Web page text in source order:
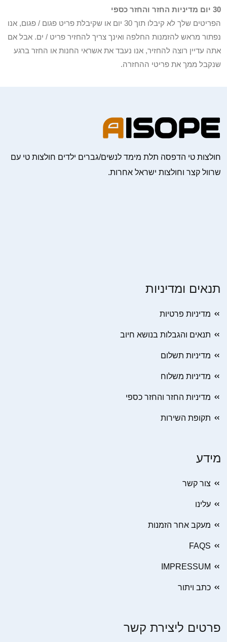
30 יום מדיניות החזר והחזר כספי
הפריטים שלך לא קיבלו תוך 30 יום או שקיבלת פריט פגום / פגום, אנו
נפתור מראש להזמנות החלפה ואינך צריך להחזיר פריט / ים. אבל אם
אתה עדיין רוצה להחזיר, אנו נעבד את אשראי החנות או החזר ברגע
שנקבל ממך את פריטי ההחזרה.
חולצות טי הדפסה תלת מימד לנשים/גברים ילדים חולצות טי עם
שרוול קצר וחולצות ישראל אחרות.
תנאים ומדיניות
מדיניות פרטיות
תנאים והגבלות בנושא חיוב
מדיניות תשלום
מדיניות משלוח
מדיניות החזר והחזר כספי
תקופת השירות
מידע
צור קשר
עלינו
מעקב אחר הזמנות
FAQS
IMPRESSUM
כתב ויתור
פרטים ליצירת קשר